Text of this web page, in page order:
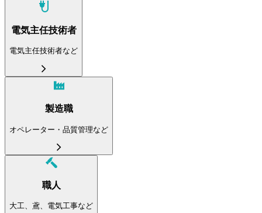
電気主任技術者
電気主任技術者など
製造職
オペレーター・品質管理など
職人
大工、鳶、電気工事など